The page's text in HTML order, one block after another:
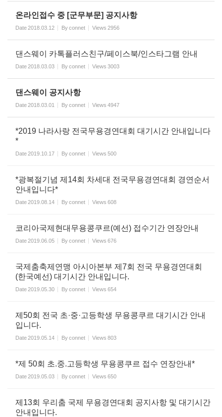
온라인접수 중 [군무부문] 공지사항
Date2018.03.12 Byconnet Views 2956
댄스웨이 카톡플러스친구/페이스북/인스타그램 안내
Date2018.03.03 Byconnet Views 3003
댄스웨이 공지사항
Date2018.03.01 Byconnet Views 4947
*2019 나라사랑 전국무용경연대회 대기시간 안내입니다
*
Date2019.10.17 Byconnet Views 500
*광복절기념 제14회 차세대 전국무용경연대회 경연순서
안내입니다*
Date2019.08.14 Byconnet Views 608
코리아국제현대무용콩쿠르(예선) 접수기간 연장안내
Date2019.06.05 Byconnet Views 676
국제춤축제연맹 아시아본부 제7회 전국 무용경연대회
(한국예선) 대기시간 안내입니다.
Date2019.05.30 Byconnet Views 654
제50회 전국 초·중·고등학생 무용콩쿠르 대기시간 안내
입니다.
Date2019.05.14 Byconnet Views 803
*제 50회 초.중.고등학생 무용콩쿠르 접수 연장안내*
Date2019.05.03 Byconnet Views 650
제13회 우리춤 국제 무용경연대회 공지사항 및 대기시간
안내입니다.